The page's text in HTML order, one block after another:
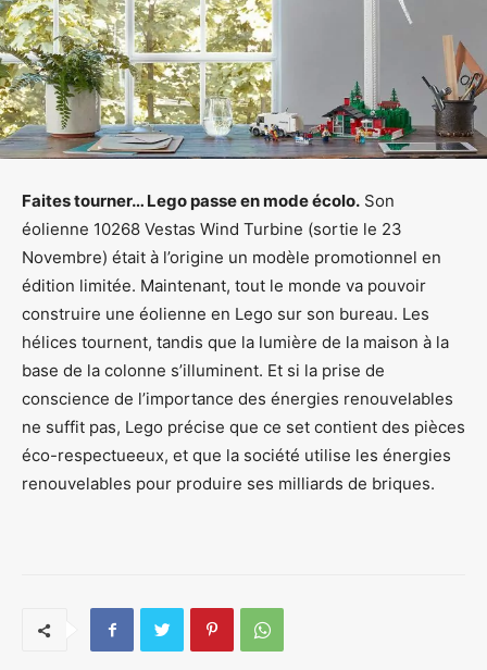
Faites tourner… Lego passe en mode écolo. Son
éolienne 10268 Vestas Wind Turbine (sortie le 23
Novembre) était à l’origine un modèle promotionnel en
édition limitée. Maintenant, tout le monde va pouvoir
construire une éolienne en Lego sur son bureau. Les
hélices tournent, tandis que la lumière de la maison à la
base de la colonne s’illuminent. Et si la prise de
conscience de l’importance des énergies renouvelables
ne suffit pas, Lego précise que ce set contient des pièces
éco-respectueeux, et que la société utilise les énergies
renouvelables pour produire ses milliards de briques.